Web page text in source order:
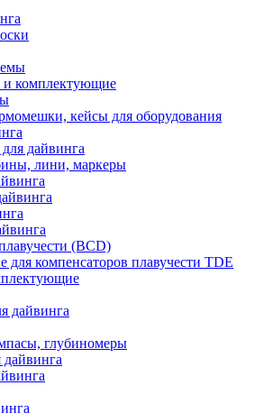
и комплектующие
кейсы для оборудования
дайвинга
лини, маркеры
(BCD)
компенсаторов плавучести TDE
дайвинга
глубиномеры